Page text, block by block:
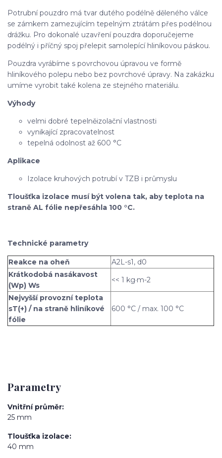
Potrubní pouzdro má tvar dutého podélně děleného válce
se zámkem zamezujícím tepelným ztrátám přes podélnou
drážku. Pro dokonalé uzavření pouzdra doporučejeme
podélný i příčný spoj přelepit samolepící hliníkovou páskou.
Pouzdra vyrábíme s povrchovou úpravou ve formě
hliníkového polepu nebo bez povrchové úpravy. Na zakázku
umíme vyrobit také kolena ze stejného materiálu.
Výhody
velmi dobré tepelněizolační vlastnosti
vynikající zpracovatelnost
tepelná odolnost až 600 °C
Aplikace
Izolace kruhových potrubí v TZB i průmyslu
Tloušťka izolace musí být volena tak, aby teplota na
straně AL fólie nepřesáhla 100 °C.
Technické parametry
Reakce na oheň
A2L-s1, d0
Krátkodobá nasákavost
(Wp) Ws
<< 1 kg·m-2
Nejvyšší provozní teplota
sT(+) / na straně hliníkové
fólie
600 °C / max. 100 °C
Parametry
Vnitřní průměr
25 mm
Tloušťka izolace
40 mm